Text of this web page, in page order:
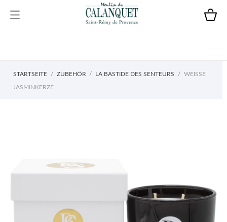
STARTSEITE ZUBEHÖR LA BASTIDE DES SENTEURS WEISSE J
ASMINKERZE